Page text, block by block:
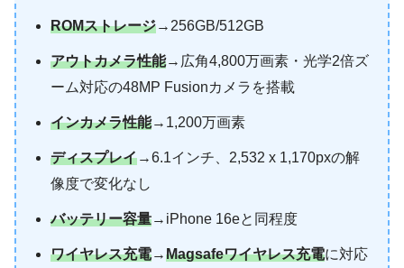
ROMストレージ→256GB/512GB
アウトカメラ性能→広角4,800万画素・光学2倍ズ
ーム対応の48MP Fusionカメラを搭載
インカメラ性能→1,200万画素
ディスプレイ→6.1インチ、2,532 x 1,170pxの解
像度で変化なし
バッテリー容量→iPhone 16eと同程度
ワイヤレス充電→Magsafeワイヤレス充電に対応